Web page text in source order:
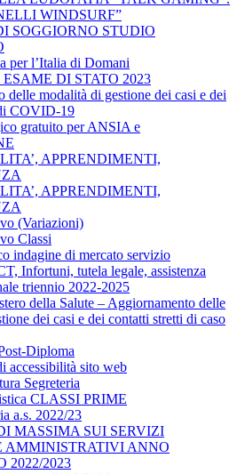
WINDSURF”
SOGGIORNO STUDIO
per l’Italia di Domani
DI STATO 2023
delle modalità di gestione dei casi e dei
COVID-19
gratuito per ANSIA e
APPRENDIMENTI,
APPRENDIMENTI,
(Variazioni)
Classi
indagine di mercato servizio
Infortuni, tutela legale, assistenza
triennio 2022-2025
della Salute – Aggiornamento delle
dei casi e dei contatti stretti di caso
Diploma
accessibilità sito web
Segreteria
CLASSI PRIME
a.s. 2022/23
MASSIMA SUI SERVIZI
AMMINISTRATIVI ANNO
2022/2023